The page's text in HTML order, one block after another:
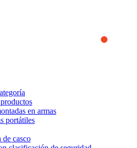
we provide you the best experience
to browse this website, you accept
us analyze how the website is used and
To learn more or to find out how
can access our
en armas
portátiles
casco